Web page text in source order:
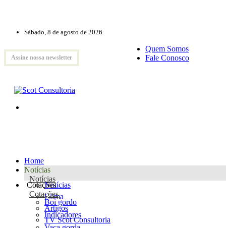
Sábado, 8 de agosto de 2026
Assine nossa newsletter
Quem Somos
Fale Conosco
Home
Notícias
Notícias
Notícias
Clima
Artigos
TV Scot Consultoria
Cotações
Cotações
Boi gordo
Indicadores